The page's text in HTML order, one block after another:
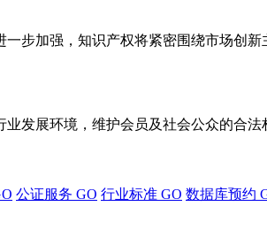
步加强，知识产权将紧密围绕市场创
发展环境，维护会员及社会公众的
公证服务 GO 行业标准 GO 数据库预约